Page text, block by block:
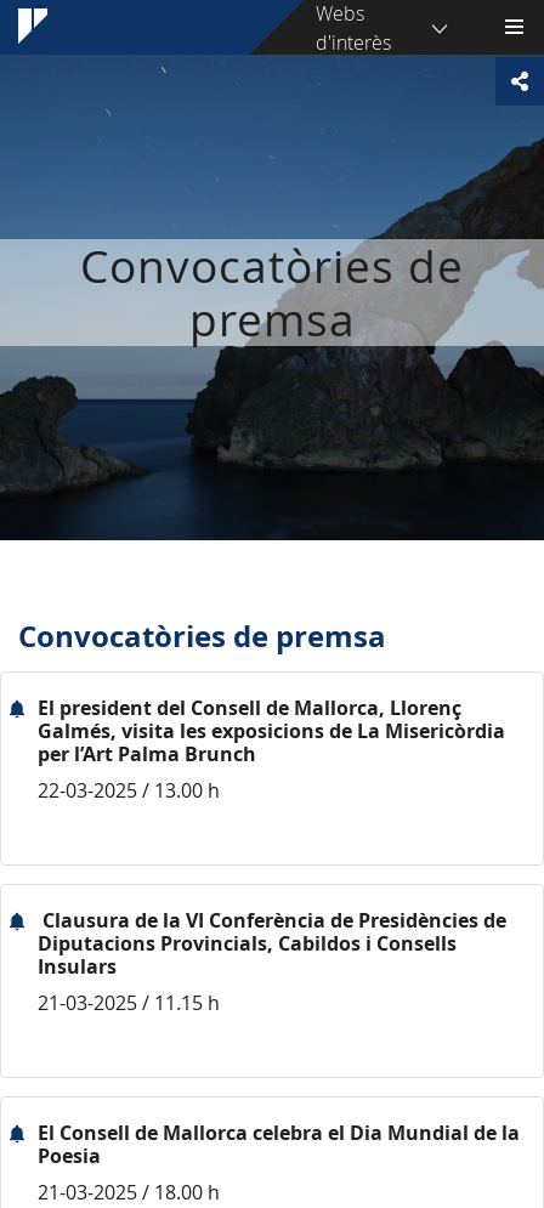
Webs
d'interès
Convocatòries de
premsa
Convocatòries de premsa
El president del Consell de Mallorca, Llorenç
Galmés, visita les exposicions de La Misericòrdia
per l’Art Palma Brunch
22-03-2025 / 13.00 h
Clausura de la VI Conferència de Presidències de
Diputacions Provincials, Cabildos i Consells
Insulars
21-03-2025 / 11.15 h
El Consell de Mallorca celebra el Dia Mundial de la
Poesia
21-03-2025 / 18.00 h